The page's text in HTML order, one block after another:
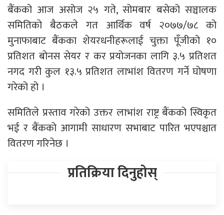
बैंकको आज असोज २५ गते, सोमबार बसेको सञ्चालक
समितिको बैठकले गत आर्थिक वर्ष २०७७/७८ को
मुनाफाबाट बैंकका शेयरधनीहरूलाई चुक्ता पूँजीको १०
प्रतिशत बोनस सेयर र कर प्रयोजनका लागि ३.५ प्रतिशत
नगद गरी कुल १३.५ प्रतिशत लाभांश वितरण गर्ने घोषणा
गरेको हो ।
समितिले प्रस्ताव गरेको उक्तर लाभांश राष्ट्र बैंकको स्विकृत
भई र बैंकको आगामी साधारण सभाबाट पारित भएपश्चात
वितरण गरिनेछ ।
प्रतिक्रिया दिनुहोस्